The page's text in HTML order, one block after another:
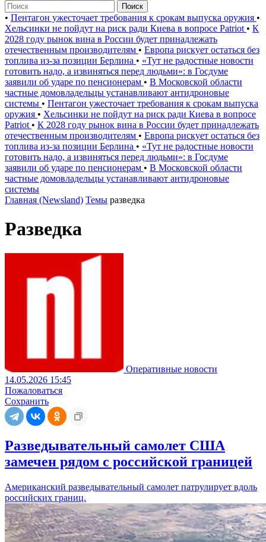
Поиск
• Пентагон ужесточает требования к срокам выпуска оружия •
Хельсинки не пойдут на риск ради Киева в вопросе Patriot • К
2028 году рынок вина в России будет принадлежать
отечественным производителям • Европа рискует остаться без
топлива из-за позиции Берлина • «Тут не радостные новости
готовить надо, а извиняться перед людьми»: в Госдуме
заявили об ударе по пенсионерам • В Московской области
частные домовладельцы устанавливают антидроновые
системы • Пентагон ужесточает требования к срокам выпуска
оружия • Хельсинки не пойдут на риск ради Киева в вопросе
Patriot • К 2028 году рынок вина в России будет принадлежать
отечественным производителям • Европа рискует остаться без
топлива из-за позиции Берлина • «Тут не радостные новости
готовить надо, а извиняться перед людьми»: в Госдуме
заявили об ударе по пенсионерам • В Московской области
частные домовладельцы устанавливают антидроновые
системы
Главная (Newsland) Темы разведка
Разведка
Оперативные новости
14.05.2026 15:45
Пожаловаться
Сохранить
Разведывательный самолет США
замечен рядом с российской границей
Американский разведывательный самолет патрулирует вдоль
российских границ.